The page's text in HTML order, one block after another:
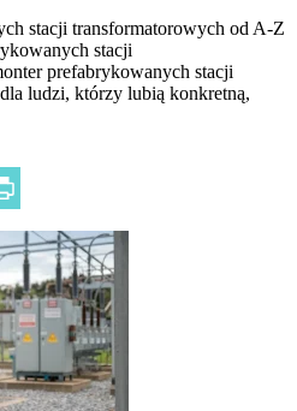
stacji transformatorowych od A-Z
stacji
prefabrykowanych stacji
ludzi, którzy lubią konkretną,